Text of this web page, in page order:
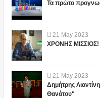
Τα πρώτα
21 May 2023
ΧΡΟΝΗΣ ΜΙΣΣΙΟΣ!
21 May 2023
Δημήτρης
Θανάτου"